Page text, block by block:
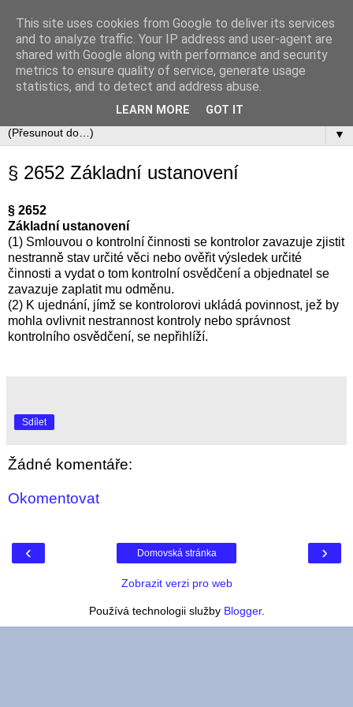
Občanský zákoník
Zákon č. 89/2012 Sb., občanský zákoník v úplném aktuálním
znění včetně automaticky zapracovávaných změn.
▼
§ 2652 Základní ustanovení
§ 2652
Základní ustanovení
(1) Smlouvou o kontrolní činnosti se kontrolor zavazuje zjistit
nestranně stav určité věci nebo ověřit výsledek určité
činnosti a vydat o tom kontrolní osvědčení a objednatel se
zavazuje zaplatit mu odměnu.
(2) K ujednání, jímž se kontrolorovi ukládá povinnost, jež by
mohla ovlivnit nestrannost kontroly nebo správnost
kontrolního osvědčení, se nepřihlíží.
Sdílet
Žádné komentáře:
Okomentovat
‹ ›
Domovská stránka
Zobrazit verzi pro web
Používá technologii služby Blogger.
This site uses cookies from Google to deliver its services
and to analyze traffic. Your IP address and user-agent are
shared with Google along with performance and security
metrics to ensure quality of service, generate usage
statistics, and to detect and address abuse.
LEARN MORE GOT IT